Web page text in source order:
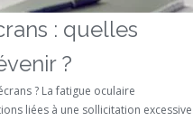
: quelles
?
? La fatigue oculaire
liées à une sollicitation excessive